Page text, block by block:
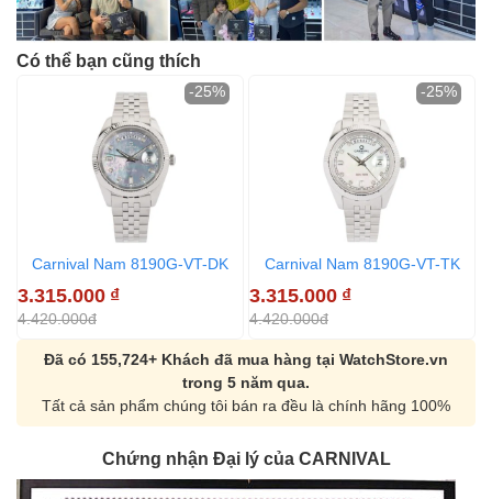
Có thể bạn cũng thích
Carnival Nam 8190G-VT-DK
3.315.000 ₫
4.420.000đ
-25%
Carnival Nam 8190G-VT-TK
3.315.000 ₫
4.420.000đ
-25%
Đã có 155,724+ Khách đã mua hàng tại WatchStore.vn
trong 5 năm qua.
Tất cả sản phẩm chúng tôi bán ra đều là chính hãng 100%
Chứng nhận Đại lý của CARNIVAL